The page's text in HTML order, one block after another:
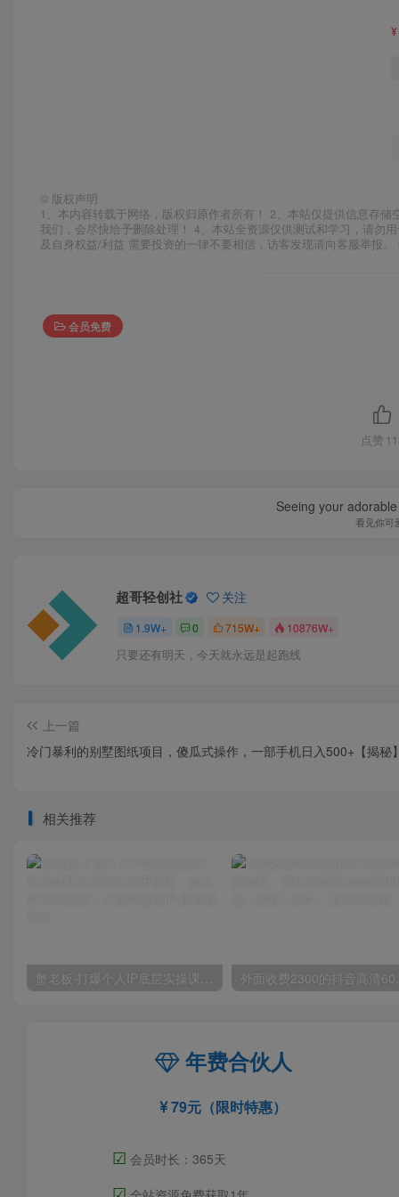
¥
© 版权声明
1、本内容转载于网络，版权归原作者所有！ 2、本站仅提供信息存
我们，会尽快给予删除处理！ 4、本站全资源仅供测试和学习，请勿
及自身权益/利益 需要投资的一律不要相信，访客发现请向客服举报
会员免费
点赞
Seeing your
看见你可
超哥轻创社 关注
1.9W+ 0 715W+ 10876W+
只要还有明天，今天就永远是起跑线
上一篇
冷门暴利的别墅图纸项目，傻瓜式操作，一部手机日入500+【揭秘
相关推荐
蟹老板·打爆个人IP底层实操课，教你成熟专业的打造IP技能，全方位带你做成一个能商业化IP 外面收费
年费合伙人
79元（限时特惠）
☑ 会员时长：365天